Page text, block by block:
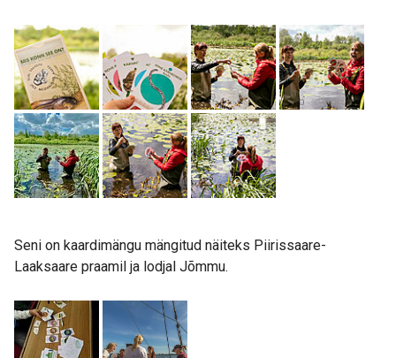
Seni on kaardimängu mängitud näiteks Piirissaare-
Laaksaare praamil ja lodjal Jõmmu.